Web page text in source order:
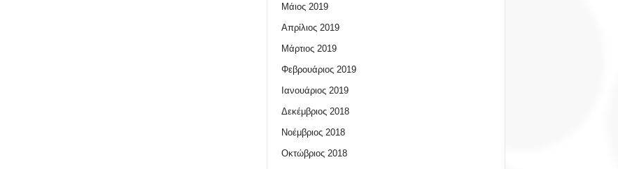
Μάιος 2019
Απρίλιος 2019
Μάρτιος 2019
Φεβρουάριος 2019
Ιανουάριος 2019
Δεκέμβριος 2018
Νοέμβριος 2018
Οκτώβριος 2018